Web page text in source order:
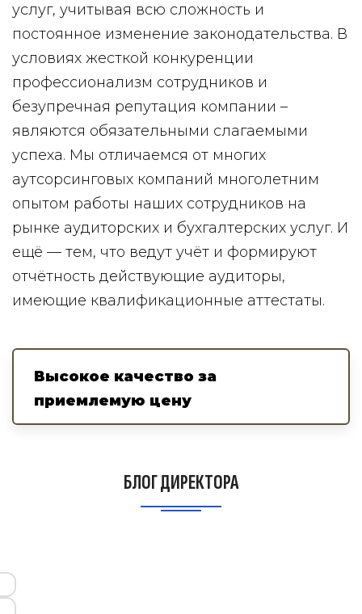
услуг, учитывая всю сложность и
постоянное изменение законодательства. В
условиях жесткой конкуренции
профессионализм сотрудников и
безупречная репутация компании –
являются обязательными слагаемыми
успеха. Мы отличаемся от многих
аутсорсинговых компаний многолетним
опытом работы наших сотрудников на
рынке аудиторских и бухгалтерских услуг. И
ещё — тем, что ведут учёт и формируют
отчётность действующие аудиторы,
имеющие квалификационные аттестаты.
Высокое качество за
приемлемую цену
БЛОГ ДИРЕКТОРА